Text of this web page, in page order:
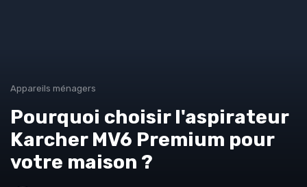
Appareils ménagers
Pourquoi choisir l'aspirateur
Karcher MV6 Premium pour
votre maison ?